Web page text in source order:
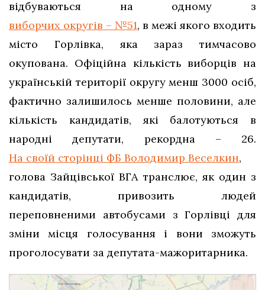
відбуваються на одному з
виборчих округів – №51, в межі якого входить
місто Горлівка, яка зараз тимчасово
окупована. Офіційна кількість виборців на
українській території округу менш 3000 осіб,
фактично залишилось менше половини, але
кількість кандидатів, які балотуються в
народні депутати, рекордна – 26.
На своїй сторінці ФБ Володимир Веселкин,
голова Зайцівської ВГА транслює, як один з
кандидатів, привозить людей
переповненими автобусами з Горлівці для
зміни місця голосування і вони зможуть
проголосувати за депутата-мажоритарника.